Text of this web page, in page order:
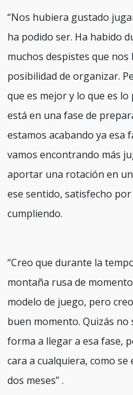
“Nos hubiera gustado
ha podido ser. Ha habido
muchos despistes que nos
posibilidad de organizar.
que es mejor y lo que es
está en una fase de
estamos acabando ya esa
vamos encontrando más
aportar una rotación en
ese sentido, satisfecho
cumpliendo.
“Creo que durante la
montaña rusa de
modelo de juego, pero
buen momento. Quizás
forma a llegar a esa fase,
cara a cualquiera, como
dos meses” .